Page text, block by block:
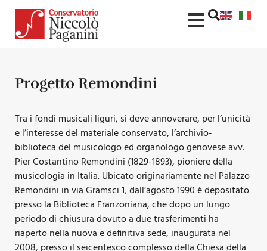
Progetto Remondini
Tra i fondi musicali liguri, si deve annoverare, per l’unicità
e l’interesse del materiale conservato, l’archivio-
biblioteca del musicologo ed organologo genovese avv.
Pier Costantino Remondini (1829-1893), pioniere della
musicologia in Italia. Ubicato originariamente nel Palazzo
Remondini in via Gramsci 1, dall’agosto 1990 è depositato
presso la Biblioteca Franzoniana, che dopo un lungo
periodo di chiusura dovuto a due trasferimenti ha
riaperto nella nuova e definitiva sede, inaugurata nel
2008, presso il seicentesco complesso della Chiesa della